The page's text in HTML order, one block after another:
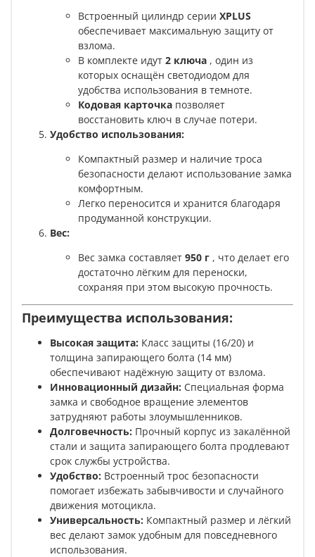
Встроенный цилиндр серии XPLUS
обеспечивает максимальную защиту от
взлома.
В комплекте идут 2 ключа , один из
которых оснащён светодиодом для
удобства использования в темноте.
Кодовая карточка позволяет
восстановить ключ в случае потери.
Удобство использования:
Компактный размер и наличие троса
безопасности делают использование замка
комфортным.
Легко переносится и хранится благодаря
продуманной конструкции.
Вес:
Вес замка составляет 950 г , что делает его
достаточно лёгким для переноски,
сохраняя при этом высокую прочность.
Преимущества использования:
Высокая защита: Класс защиты (16/20) и
толщина запирающего болта (14 мм)
обеспечивают надёжную защиту от взлома.
Инновационный дизайн: Специальная форма
замка и свободное вращение элементов
затрудняют работы злоумышленников.
Долговечность: Прочный корпус из закалённой
стали и защита запирающего болта продлевают
срок службы устройства.
Удобство: Встроенный трос безопасности
помогает избежать забывчивости и случайного
движения мотоцикла.
Универсальность: Компактный размер и лёгкий
вес делают замок удобным для повседневного
использования.